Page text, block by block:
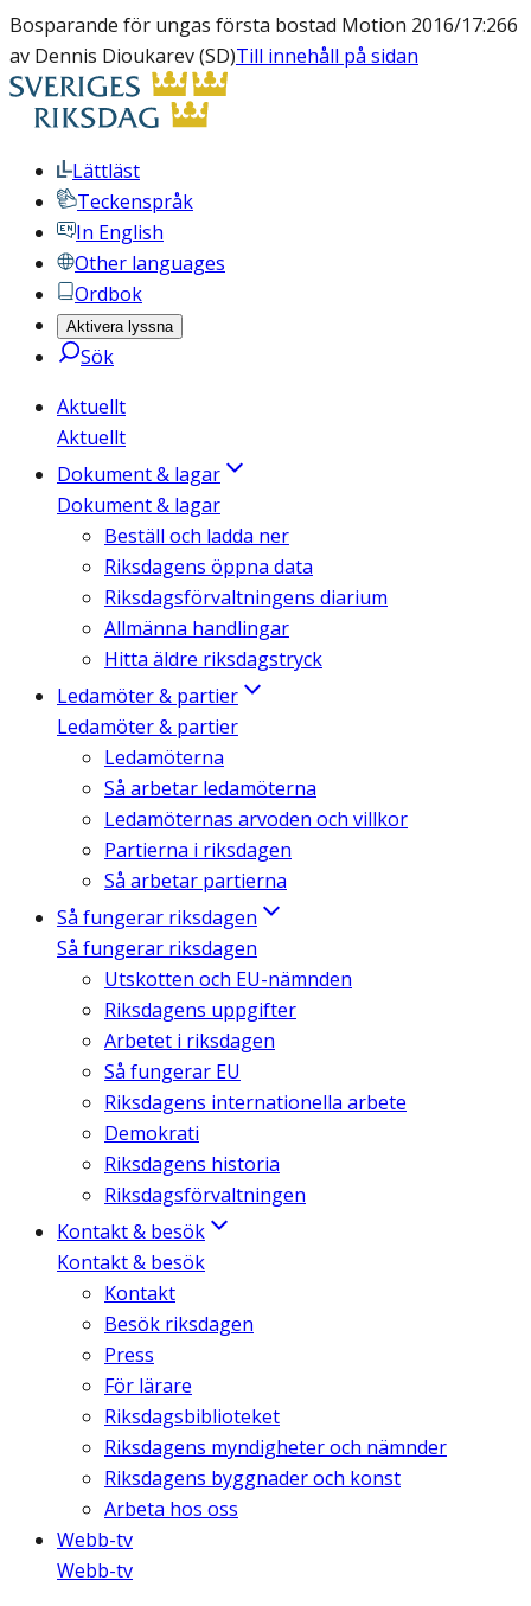
Bosparande för ungas första bostad Motion 2016/17:266
av Dennis Dioukarev (SD)Till innehåll på sidan
Lättläst
Teckenspråk
In English
Other languages
Ordbok
Aktivera lyssna
Sök
Aktuellt
Aktuellt
Dokument & lagar
Dokument & lagar
Beställ och ladda ner
Riksdagens öppna data
Riksdagsförvaltningens diarium
Allmänna handlingar
Hitta äldre riksdagstryck
Ledamöter & partier
Ledamöter & partier
Ledamöterna
Så arbetar ledamöterna
Ledamöternas arvoden och villkor
Partierna i riksdagen
Så arbetar partierna
Så fungerar riksdagen
Så fungerar riksdagen
Utskotten och EU-nämnden
Riksdagens uppgifter
Arbetet i riksdagen
Så fungerar EU
Riksdagens internationella arbete
Demokrati
Riksdagens historia
Riksdagsförvaltningen
Kontakt & besök
Kontakt & besök
Kontakt
Besök riksdagen
Press
För lärare
Riksdagsbiblioteket
Riksdagens myndigheter och nämnder
Riksdagens byggnader och konst
Arbeta hos oss
Webb-tv
Webb-tv